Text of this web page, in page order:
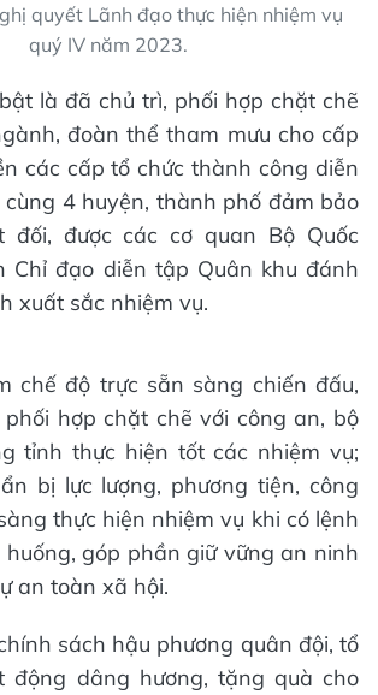
quyết Lãnh đạo thực hiện nhiệm vụ
quý IV năm 2023.
là đã chủ trì, phối hợp chặt chẽ
đoàn thể tham mưu cho cấp
các cấp tổ chức thành công diễn
4 huyện, thành phố đảm bảo
đối, được các cơ quan Bộ Quốc
Chỉ đạo diễn tập Quân khu đánh
xuất sắc nhiệm vụ.
chế độ trực sẵn sàng chiến đấu,
hợp chặt chẽ với công an, bộ
tỉnh thực hiện tốt các nhiệm vụ;
bị lực lượng, phương tiện, công
thực hiện nhiệm vụ khi có lệnh
góp phần giữ vững an ninh
an toàn xã hội.
sách hậu phương quân đội, tổ
động dâng hương, tặng quà cho